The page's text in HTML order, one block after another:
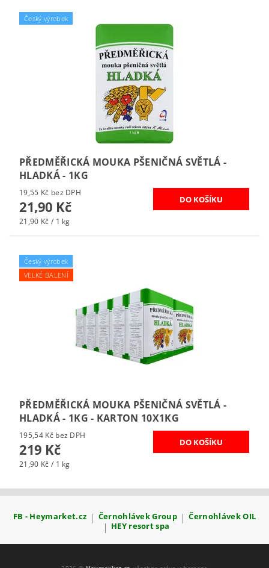
Český výrobek
PŘEDMĚŘICKÁ MOUKA PŠENIČNÁ SVĚTLÁ -
HLADKÁ - 1KG
19,55 Kč bez DPH
21,90 Kč
21,90 Kč / 1 kg
Český výrobek
VELKÉ BALENÍ
PŘEDMĚŘICKÁ MOUKA PŠENIČNÁ SVĚTLÁ -
HLADKÁ - 1KG - KARTON 10X1KG
195,54 Kč bez DPH
219 Kč
21,90 Kč / 1 kg
FB - Heymarket.cz | Černohlávek Group | Černohlávek OIL
| HEY resort spa